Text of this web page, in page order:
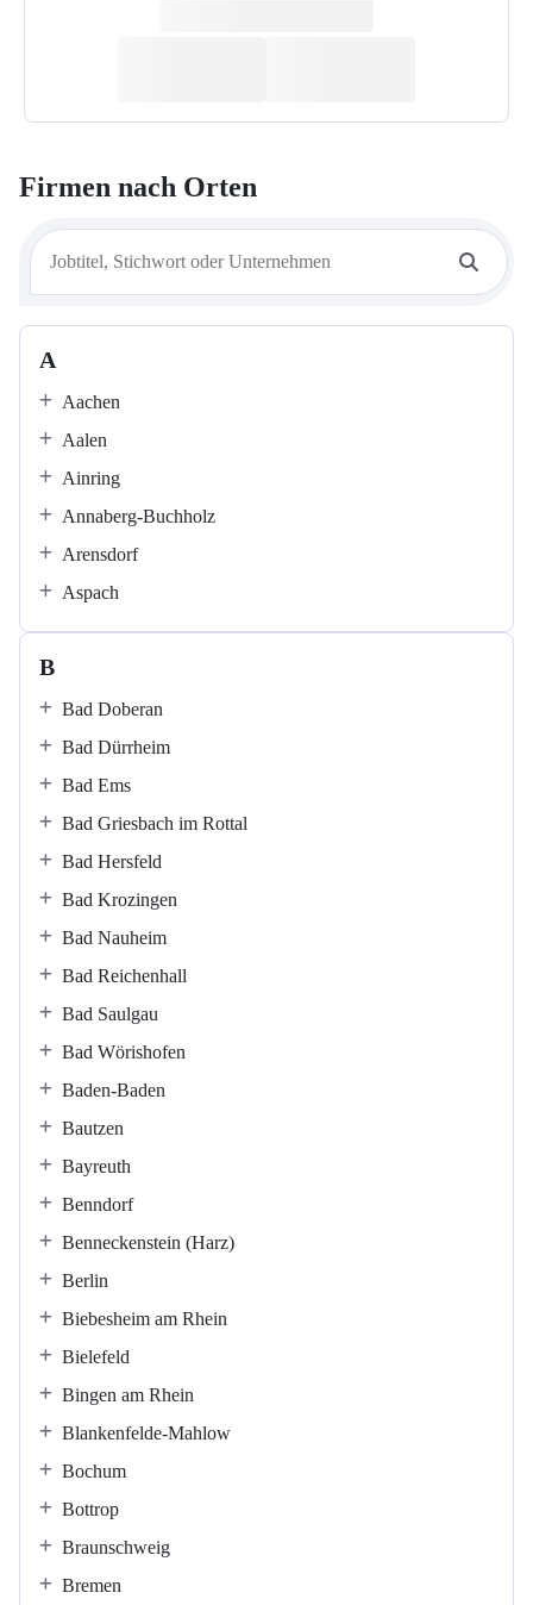
Firmen nach Orten
A
Aachen
Aalen
Ainring
Annaberg-Buchholz
Arensdorf
Aspach
B
Bad Doberan
Bad Dürrheim
Bad Ems
Bad Griesbach im Rottal
Bad Hersfeld
Bad Krozingen
Bad Nauheim
Bad Reichenhall
Bad Saulgau
Bad Wörishofen
Baden-Baden
Bautzen
Bayreuth
Benndorf
Benneckenstein (Harz)
Berlin
Biebesheim am Rhein
Bielefeld
Bingen am Rhein
Blankenfelde-Mahlow
Bochum
Bottrop
Braunschweig
Bremen